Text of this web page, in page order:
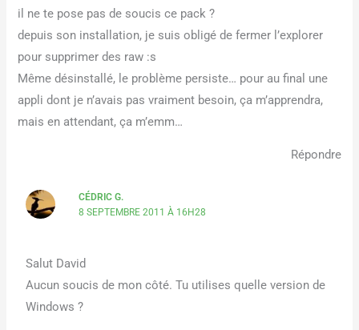
il ne te pose pas de soucis ce pack ?
depuis son installation, je suis obligé de fermer l’explorer
pour supprimer des raw :s
Même désinstallé, le problème persiste… pour au final une
appli dont je n’avais pas vraiment besoin, ça m’apprendra,
mais en attendant, ça m’emm…
Répondre
CÉDRIC G.
8 SEPTEMBRE 2011 À 16H28
Salut David
Aucun soucis de mon côté. Tu utilises quelle version de
Windows ?